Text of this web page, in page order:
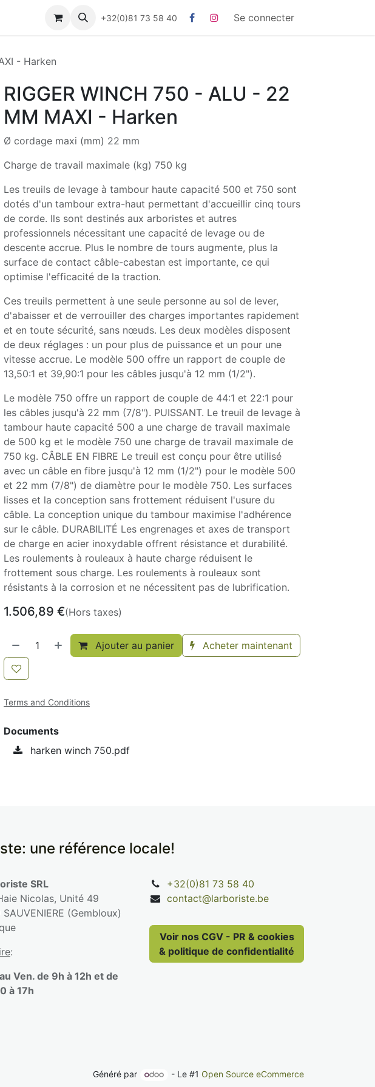
Contactez-nous +32(0)81 73 58 40 Se connecter
- Harken
RIGGER WINCH 750 - ALU - 22
MM MAXI - Harken
Ø cordage maxi (mm) 22 mm
Charge de travail maximale (kg) 750 kg
Les treuils de levage à tambour haute capacité 500 et 750 sont
dotés d'un tambour extra-haut permettant d'accueillir cinq tours
de corde. Ils sont destinés aux arboristes et autres
professionnels nécessitant une capacité de levage ou de
descente accrue. Plus le nombre de tours augmente, plus la
surface de contact câble-cabestan est importante, ce qui
optimise l'efficacité de la traction.
Ces treuils permettent à une seule personne au sol de lever,
d'abaisser et de verrouiller des charges importantes rapidement
et en toute sécurité, sans nœuds. Les deux modèles disposent
de deux réglages : un pour plus de puissance et un pour une
vitesse accrue. Le modèle 500 offre un rapport de couple de
13,50:1 et 39,90:1 pour les câbles jusqu'à 12 mm (1/2").
Le modèle 750 offre un rapport de couple de 44:1 et 22:1 pour
les câbles jusqu'à 22 mm (7/8"). PUISSANT. Le treuil de levage à
tambour haute capacité 500 a une charge de travail maximale
de 500 kg et le modèle 750 une charge de travail maximale de
750 kg. CÂBLE EN FIBRE Le treuil est conçu pour être utilisé
avec un câble en fibre jusqu'à 12 mm (1/2") pour le modèle 500
et 22 mm (7/8") de diamètre pour le modèle 750. Les surfaces
lisses et la conception sans frottement réduisent l'usure du
câble. La conception unique du tambour maximise l'adhérence
sur le câble. DURABILITÉ Les engrenages et axes de transport
de charge en acier inoxydable offrent résistance et durabilité.
Les roulements à rouleaux à haute charge réduisent le
frottement sous charge. Les roulements à rouleaux sont
résistants à la corrosion et ne nécessitent pas de lubrification.
1.506,89 €(Hors taxes)
Ajouter au panier Acheter maintenant
Terms and Conditions
Documents
harken winch 750.pdf
une référence locale!
SRL
Nicolas, Unité 49
(Gembloux)
:
Ven. de 9h à 12h et de
à 17h
+32(0)81 73 58 40
contact@larboriste.be
Voir nos CGV - PR & cookies
& politique de confidentialité
Généré par - Le #1 Open Source eCommerce